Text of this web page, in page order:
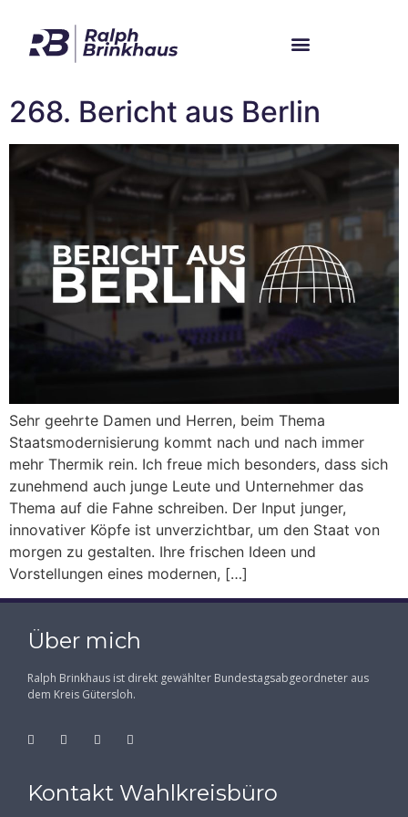
268. Bericht aus Berlin
Sehr geehrte Damen und Herren, beim Thema
Staatsmodernisierung kommt nach und nach immer
mehr Thermik rein. Ich freue mich besonders, dass sich
zunehmend auch junge Leute und Unternehmer das
Thema auf die Fahne schreiben. Der Input junger,
innovativer Köpfe ist unverzichtbar, um den Staat von
morgen zu gestalten. Ihre frischen Ideen und
Vorstellungen eines modernen, […]
Über mich
Ralph Brinkhaus ist direkt gewählter Bundestagsabgeordneter aus
dem Kreis Gütersloh.
Kontakt Wahlkreisbüro